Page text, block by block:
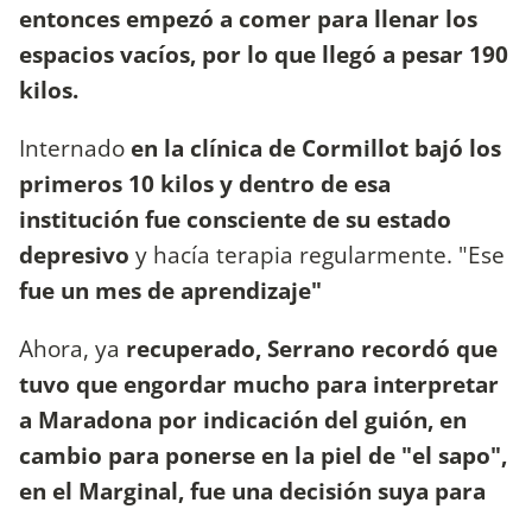
entonces empezó a comer para llenar los
espacios vacíos, por lo que llegó a pesar 190
kilos.
Internado en la clínica de Cormillot bajó los
primeros 10 kilos y dentro de esa
institución fue consciente de su estado
depresivo y hacía terapia regularmente. "Ese
fue un mes de aprendizaje"
Ahora, ya recuperado, Serrano recordó que
tuvo que engordar mucho para interpretar
a Maradona por indicación del guión, en
cambio para ponerse en la piel de "el sapo",
en el Marginal, fue una decisión suya para